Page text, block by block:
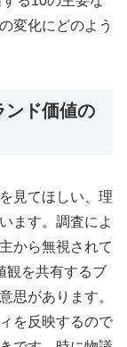
変化にどのよう
ンド価値の
見てほしい、理
ます。調査によ
から無視されて
観を共有するブ
思があります。
を反映するので